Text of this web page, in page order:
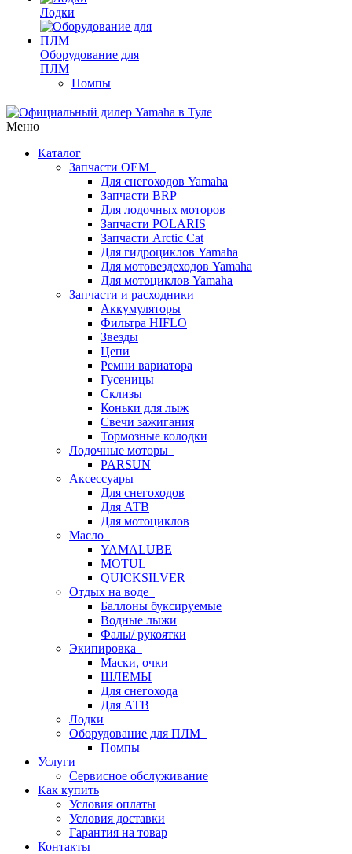
Лодки
Оборудование для
ПЛМ
Помпы
Меню
Каталог
Запчасти OEM
Для снегоходов Yamaha
Запчасти BRP
Для лодочных моторов
Запчасти POLARIS
Запчасти Arctic Cat
Для гидроциклов Yamaha
Для мотовездеходов Yamaha
Для мотоциклов Yamaha
Запчасти и расходники
Аккумуляторы
Фильтра HIFLO
Звезды
Цепи
Ремни вариатора
Гусеницы
Склизы
Коньки для лыж
Свечи зажигания
Тормозные колодки
Лодочные моторы
PARSUN
Аксессуары
Для снегоходов
Для АТВ
Для мотоциклов
Масло
YAMALUBE
MOTUL
QUICKSILVER
Отдых на воде
Баллоны буксируемые
Водные лыжи
Фалы/ рукоятки
Экипировка
Маски, очки
ШЛЕМЫ
Для снегохода
Для АТВ
Лодки
Оборудование для ПЛМ
Помпы
Услуги
Сервисное обслуживание
Как купить
Условия оплаты
Условия доставки
Гарантия на товар
Контакты